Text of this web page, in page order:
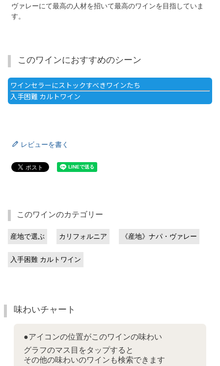
ヴァレーにて最高の人材を招いて最高のワインを目指していま
す。
このワインにおすすめのシーン
ワインセラーにストックすべきワインたち
入手困難 カルトワイン
レビューを書く
このワインのカテゴリー
産地で選ぶ カリフォルニア 《産地》ナパ・ヴァレー
入手困難 カルトワイン
味わいチャート
●アイコンの位置がこのワインの味わい
グラフのマス目をタップすると
その他の味わいのワインも検索できます